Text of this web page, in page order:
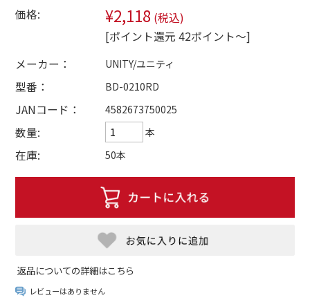
価格: ¥2,118 (税込)
[ポイント還元 42ポイント～]
メーカー：
UNITY/ユニティ
型番： BD-0210RD
JANコード： 4582673750025
数量: 本
在庫: 50本
返品についての詳細はこちら
レビューはありません